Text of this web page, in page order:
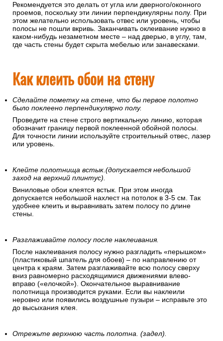
Рекомендуется это делать от угла или дверного/оконного
проемов, поскольку эти линии перпендикулярны полу. При
этом желательно использовать отвес или уровень, чтобы
полосы не пошли вкривь. Заканчивать оклеивание нужно в
каком-нибудь незаметном месте – над дверью, в углу, там,
где часть стены будет скрыта мебелью или занавесками.
Как клеить обои на стену
Сделайте пометку на стене, что бы первое полотно
было поклеено перпендикулярно полу.
Проведите на стене строго вертикальную линию, которая
обозначит границу первой поклеенной обойной полосы.
Для точности линии используйте строительный отвес, лазер
или уровень.
Клейте полотнища встык.(допускается небольшой
заход на верхний плинтус).
Виниловые обои клеятся встык. При этом иногда
допускается небольшой нахлест на потолок в 3-5 см. Так
удобнее клеить и выравнивать затем полосу по длине
стены.
Разглаживайте полосу после наклеивания.
После наклеивания полосу нужно разгладить «перышком»
(пластиковый шпатель для обоев) – по направлению от
центра к краям. Затем разглаживайте всю полосу сверху
вниз равномерно расходящимися движениями влево-
вправо («елочкой»). Окончательное выравнивание
полотнища производится руками. Если вы наклеили
неровно или появились воздушные пузыри – исправьте это
до высыхания клея.
Отрежьте верхнюю часть полотна. (задел).